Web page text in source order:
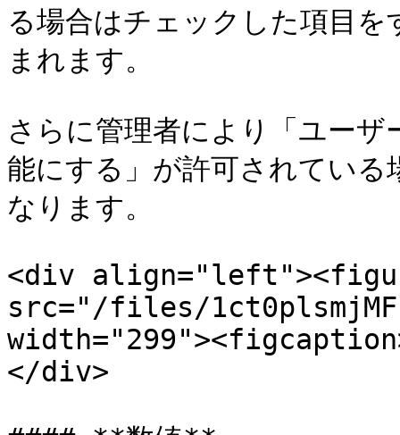
る場合はチェックした項目
まれます。
さらに管理者により「ユーザ
能にする」が許可されている
なります。
<div
src="/files/
</div>